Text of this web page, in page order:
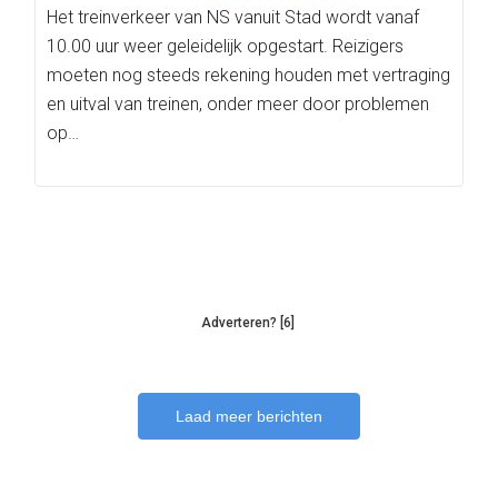
Het treinverkeer van NS vanuit Stad wordt vanaf
10.00 uur weer geleidelijk opgestart. Reizigers
moeten nog steeds rekening houden met vertraging
en uitval van treinen, onder meer door problemen
op…
Adverteren? [6]
Laad meer berichten